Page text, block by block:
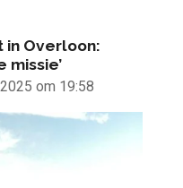
in Overloon:
missie’
om 19:58